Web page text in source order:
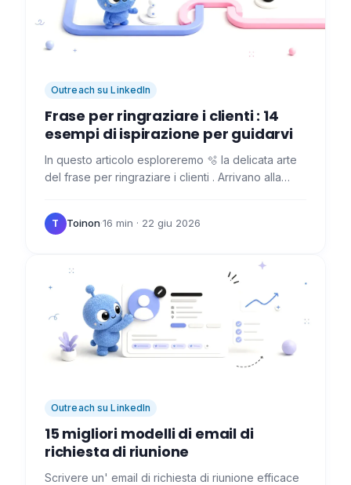
Outreach su LinkedIn
Frase per ringraziare i clienti : 14
esempi di ispirazione per guidarvi
In questo articolo esploreremo 🫧 la delicata arte
del frase per ringraziare i clienti . Arrivano alla
T Toinon·16 min · 22 giu 2026
Outreach su LinkedIn
15 migliori modelli di email di
richiesta​ di riunione
Scrivere un' email di richiesta​ di riunione efficace